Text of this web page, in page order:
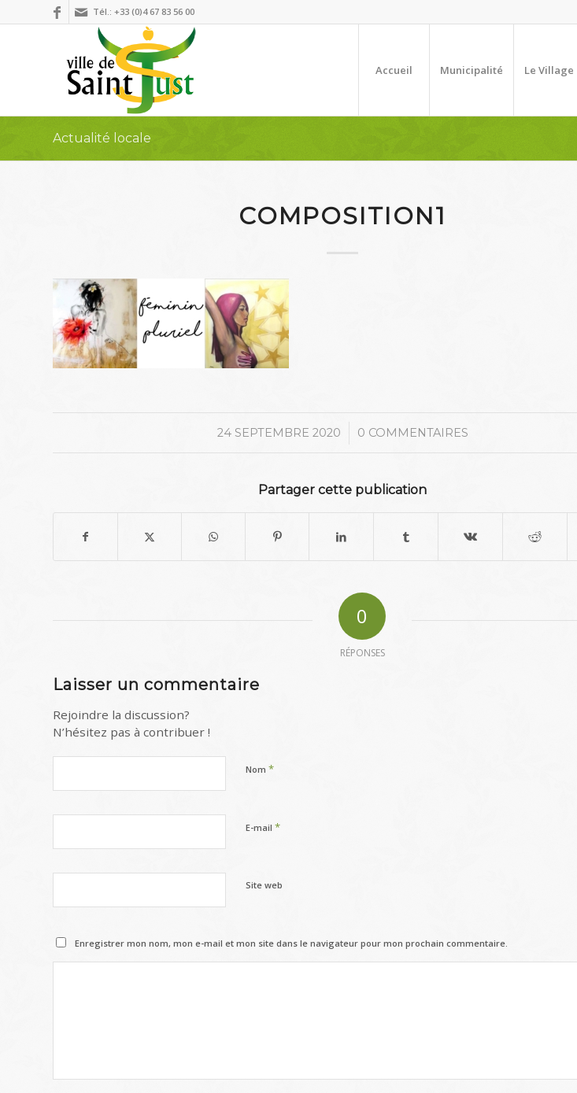
Tél.: +33 (0)4 67 83 56 00
Accueil Municipalité Le Village
Actualité locale
COMPOSITION1
24 SEPTEMBRE 2020
/ 0 COMMENTAIRES
Partager cette publication
0
RÉPONSES
Laisser un commentaire
Rejoindre la discussion?
N’hésitez pas à contribuer !
Nom *
E-mail *
Site web
Enregistrer mon nom, mon e-mail et mon site dans le navigateur pour mon prochain commentaire.